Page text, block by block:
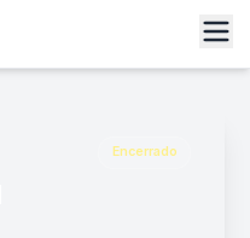
Encerrado